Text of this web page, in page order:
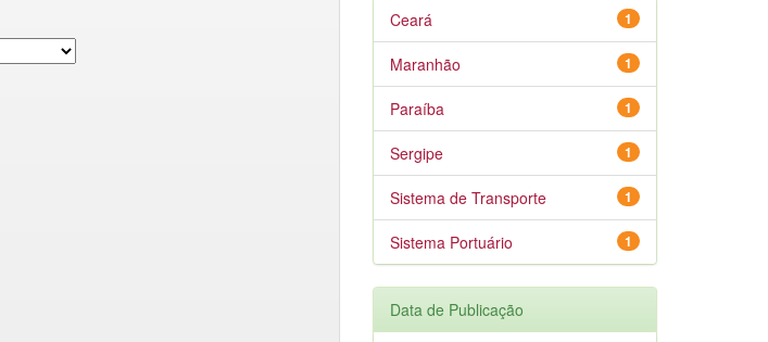
1
Ceará
1
Maranhão
1
Paraíba
1
Sergipe
1
Sistema de Transporte
1
Sistema Portuário
Data de Publicação